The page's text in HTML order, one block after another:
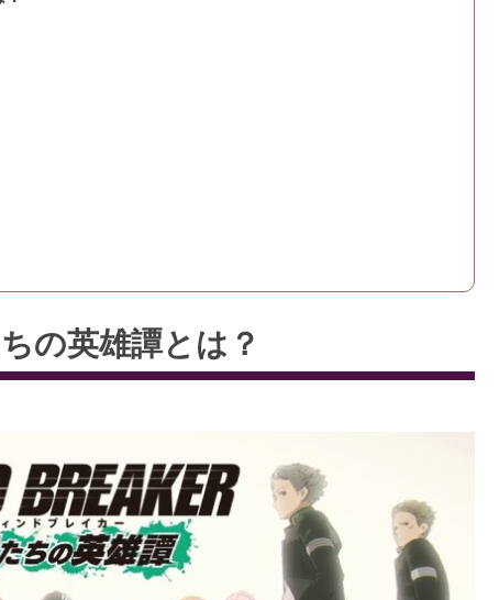
の英雄譚とは？